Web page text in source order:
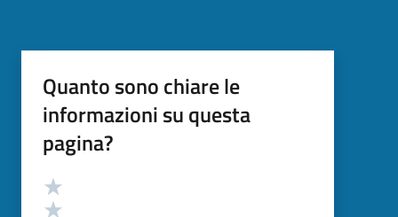
Quanto sono chiare le
informazioni su questa
pagina?
Valutazione